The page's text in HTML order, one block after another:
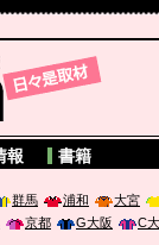
報 書籍
群馬 浦和
大宮
京都 G大阪
C